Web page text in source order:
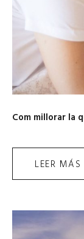
Com millorar la
LEER MÁS